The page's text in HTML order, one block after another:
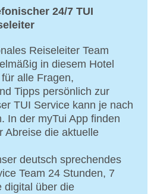
24/7 TUI
Reiseleiter Team
in diesem Hotel
alle Fragen,
Tipps persönlich zur
TUI Service kann je nach
In der myTui App finden
Abreise die aktuelle
deutsch sprechendes
Team 24 Stunden, 7
digital über die